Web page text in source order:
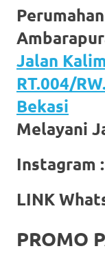
https://
check
this
link
right
now
https://
visit
Jalan
RT.004/
Bekasi
Melayani
Instagram :
LINK
PROMO